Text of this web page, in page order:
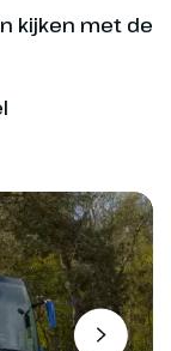
kijken met de